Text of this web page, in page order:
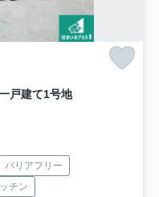
戸建て1号地
バリアフリー
チン